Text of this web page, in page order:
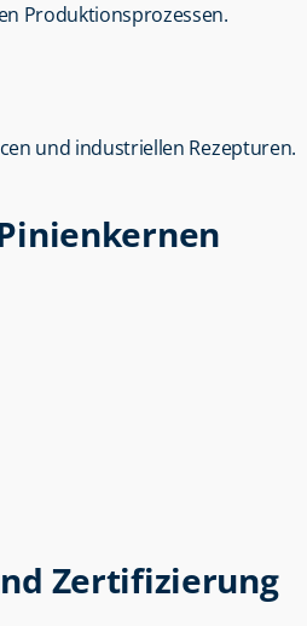
Produktionsprozessen.
und industriellen Rezepturen.
Zertifizierung